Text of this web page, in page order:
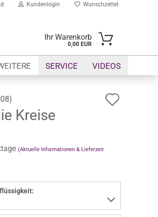
Kundenlogin Wunschzettel
Ihr Warenkorb
0,00 EUR
SERVICE VIDEOS
)
Kreise
(Aktuelle Informationen & Lieferzeit